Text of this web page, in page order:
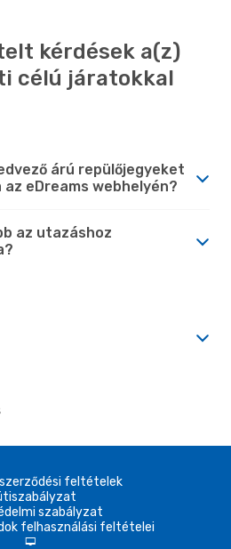
kérdések a(z)
célú járatokkal
árú repülőjegyeket
eDreams webhelyén?
az utazáshoz
feltételek
szabályzat
felhasználási feltételei
d